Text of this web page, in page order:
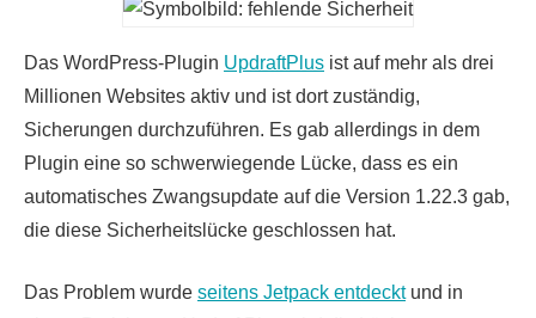
Das WordPress-Plugin UpdraftPlus ist auf mehr als drei
Millionen Websites aktiv und ist dort zuständig,
Sicherungen durchzuführen. Es gab allerdings in dem
Plugin eine so schwerwiegende Lücke, dass es ein
automatisches Zwangsupdate auf die Version 1.22.3 gab,
die diese Sicherheitslücke geschlossen hat.
Das Problem wurde seitens Jetpack entdecktund in